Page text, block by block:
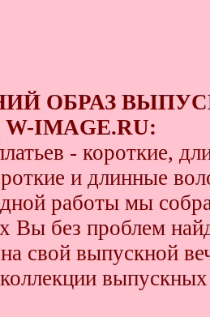
ОБРАЗ
IMAGE.RU:
- короткие,
и длинные
работы мы
Вы без проблем
свой выпускной